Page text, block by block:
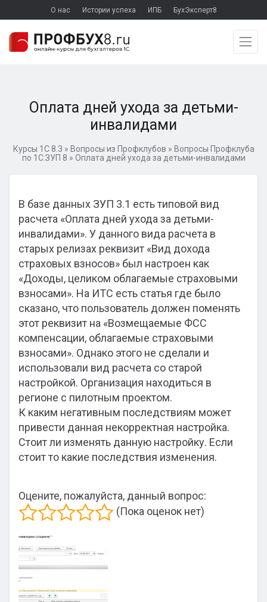
О нас Истории успеха ИПБ БухЭксперт8
Оплата дней ухода за детьми-
инвалидами
Курсы 1С 8.3 » Вопросы из Профклубов » Вопросы Профклуба
по 1С:ЗУП 8 » Оплата дней ухода за детьми-инвалидами
В базе данных ЗУП 3.1 есть типовой вид
расчета «Оплата дней ухода за детьми-
инвалидами». У данного вида расчета в
старых релизах реквизит «Вид дохода
страховых взносов» был настроен как
«Доходы, целиком облагаемые страховыми
взносами». На ИТС есть статья где было
сказано, что пользователь должен поменять
этот реквизит на «Возмещаемые ФСС
компенсации, облагаемые страховыми
взносами». Однако этого не сделали и
использовали вид расчета со старой
настройкой. Организация находиться в
регионе с пилотным проектом.
К каким негативным последствиям может
привести данная некорректная настройка.
Стоит ли изменять данную настройку. Если
стоит то какие последствия изменения.
Оцените, пожалуйста, данный вопрос:
(Пока оценок нет)